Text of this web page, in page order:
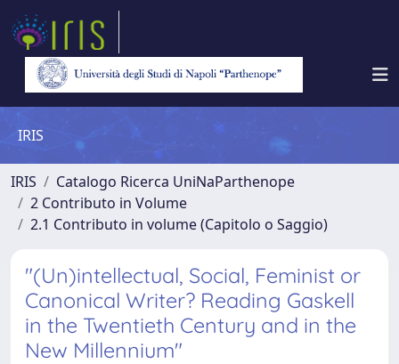
IRIS
IRIS
Catalogo Ricerca UniNaParthenope
2 Contributo in Volume
2.1 Contributo in volume (Capitolo o Saggio)
"(Un)intellectual, Social, Feminist or
Canonical Writer? Reading Gaskell
in the Twentieth Century and in the
New Millennium"